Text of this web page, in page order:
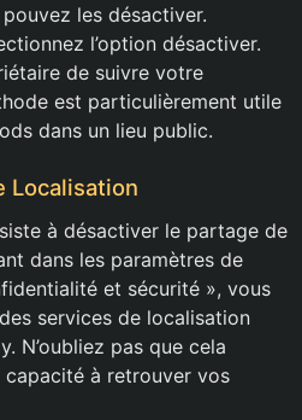
les désactiver.
l’option désactiver.
de suivre votre
est particulièrement utile
dans un lieu public.
Localisation
à désactiver le partage de
dans les paramètres de
et sécurité », vous
services de localisation
N’oubliez pas que cela
à retrouver vos